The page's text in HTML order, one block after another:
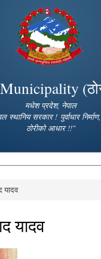
main
content
मधेश प्रदेश, नेपाल
सरकार ! पुर्वाधार
ठोरीको आधार !!"
यादव
यादव